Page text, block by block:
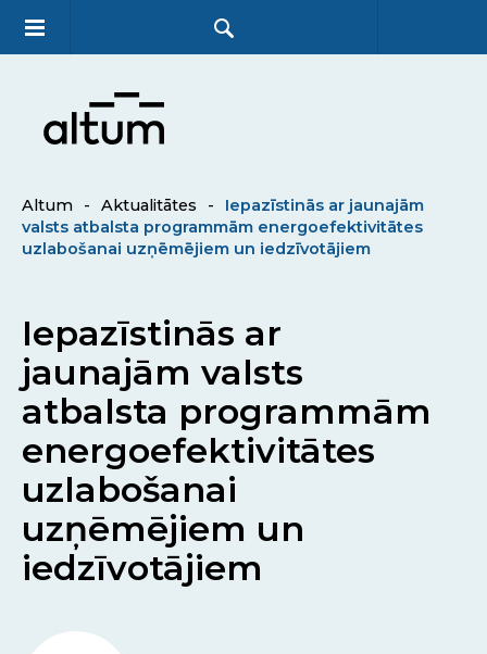
Altum - Aktualitātes -
Iepazīstinās ar jaunajām
valsts atbalsta programmām energoefektivitātes
uzlabošanai uzņēmējiem un iedzīvotājiem
Iepazīstinās ar
jaunajām valsts
atbalsta programmām
energoefektivitātes
uzlabošanai
uzņēmējiem un
iedzīvotājiem